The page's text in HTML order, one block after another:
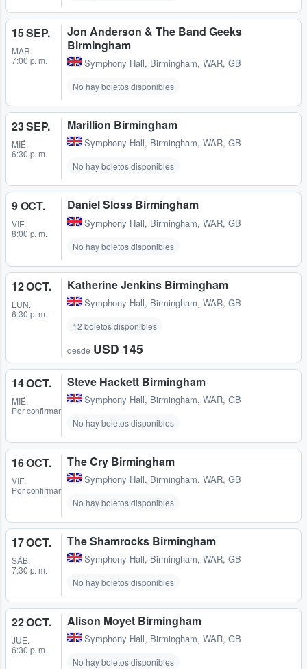
15 SEP.
MAR.
7:00 p. m.
Jon Anderson & The Band Geeks
Birmingham
Symphony Hall, Birmingham, WAR, GB
No hay boletos disponibles
23 SEP.
MIÉ.
6:30 p. m.
Marillion Birmingham
Symphony Hall, Birmingham, WAR, GB
No hay boletos disponibles
9 OCT.
VIE.
8:00 p. m.
Daniel Sloss Birmingham
Symphony Hall, Birmingham, WAR, GB
No hay boletos disponibles
12 OCT.
LUN.
6:30 p. m.
Katherine Jenkins Birmingham
Symphony Hall, Birmingham, WAR, GB
12 boletos disponibles
desde USD 145
14 OCT.
MIÉ.
Por confirmar
Steve Hackett Birmingham
Symphony Hall, Birmingham, WAR, GB
No hay boletos disponibles
16 OCT.
VIE.
Por confirmar
The Cry Birmingham
Symphony Hall, Birmingham, WAR, GB
No hay boletos disponibles
17 OCT.
SÁB.
7:30 p. m.
The Shamrocks Birmingham
Symphony Hall, Birmingham, WAR, GB
No hay boletos disponibles
22 OCT.
JUE.
6:30 p. m.
Alison Moyet Birmingham
Symphony Hall, Birmingham, WAR, GB
No hay boletos disponibles